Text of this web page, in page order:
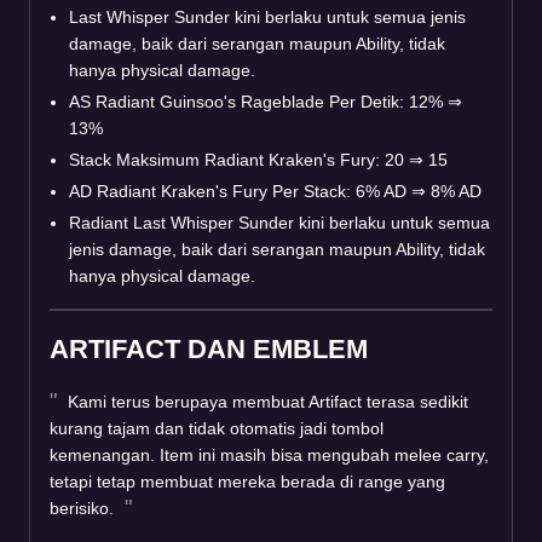
Last Whisper Sunder kini berlaku untuk semua jenis
damage, baik dari serangan maupun Ability, tidak
hanya physical damage.
AS Radiant Guinsoo's Rageblade Per Detik: 12% ⇒
13%
Stack Maksimum Radiant Kraken's Fury: 20 ⇒ 15
AD Radiant Kraken's Fury Per Stack: 6% AD ⇒ 8% AD
Radiant Last Whisper Sunder kini berlaku untuk semua
jenis damage, baik dari serangan maupun Ability, tidak
hanya physical damage.
ARTIFACT DAN EMBLEM
Kami terus berupaya membuat Artifact terasa sedikit
kurang tajam dan tidak otomatis jadi tombol
kemenangan. Item ini masih bisa mengubah melee carry,
tetapi tetap membuat mereka berada di range yang
berisiko.